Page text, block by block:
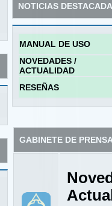
NOTICIAS
MANUAL DE USO
NOVEDADES /
ACTUALIDAD
RESEÑAS
GABINETE DE